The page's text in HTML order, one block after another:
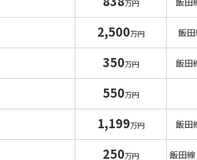
万円
2,500万円 飯
350万円 飯
550万円
1,199万円 飯
250万円 飯田